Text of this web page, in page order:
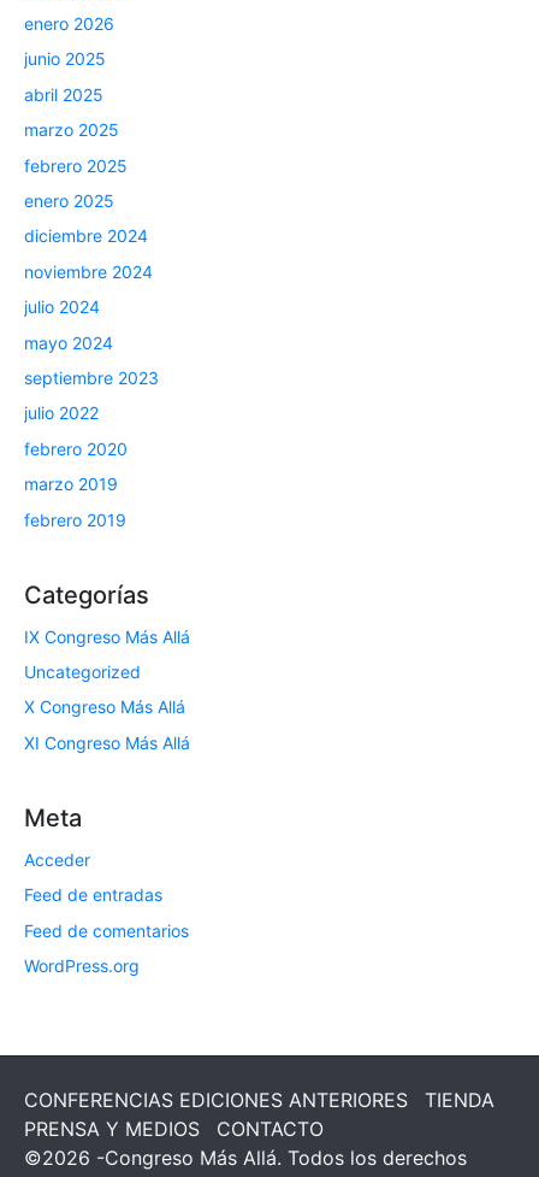
enero 2026
junio 2025
abril 2025
marzo 2025
febrero 2025
enero 2025
diciembre 2024
noviembre 2024
julio 2024
mayo 2024
septiembre 2023
julio 2022
febrero 2020
marzo 2019
febrero 2019
Categorías
IX Congreso Más Allá
Uncategorized
X Congreso Más Allá
XI Congreso Más Allá
Meta
Acceder
Feed de entradas
Feed de comentarios
WordPress.org
CONFERENCIAS EDICIONES ANTERIORES
TIENDA
PRENSA Y MEDIOS
CONTACTO
©2026 -Congreso Más Allá. Todos los derechos